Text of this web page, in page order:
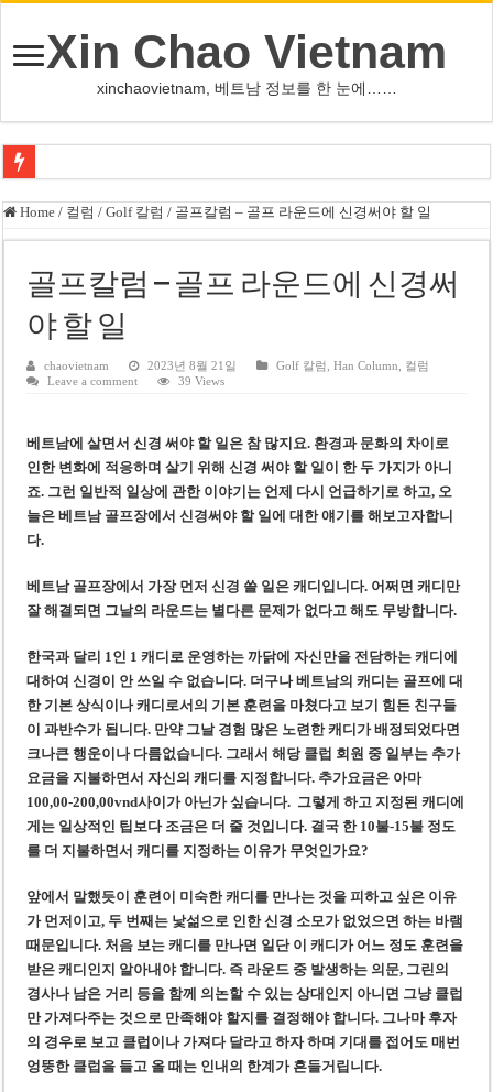
Xin Chao Vietnam
xinchaovietnam, 베트남 정보를 한 눈에……
쩐 타인 먼 베트남 국회의장 “외교 성과, 국가 위상 제고에 크게 기여”
싱가포르 하오마트, 마지막 프리미엄 매장 폐점… 적자·소송 악재 속 사업 축
베트남 은행 분기 순이익 1조 동 시대…비엣콤뱅크 등 5곳 돌파
PNJ, 다이아몬드 밀수 여파에 2분기 적자… 10월 임시 주총 개최
케펠, 투티엠 엠파이어시티 지분 전량 2억7000만 달러에 매각
베트남주식 HAT, 15년 연속 현금 배당…주당 3,000동 지급
‘1,000억 달러 남북고속철 투자’ 호언장담 메콜로르 회장 체포
베트남 세무당국, 납세자 정보 공개 기준·절차 명확화
Home / 컬럼 / Golf 칼럼 / 골프칼럼 – 골프 라운드에 신경써야 할 일
골프칼럼 – 골프 라운드에 신경써
야 할 일
chaovietnam 2023년 8월 21일 Golf 칼럼 ,Han Column
컬럼
Leave a comment
39 Views
베트남에 살면서 신경 써야 할 일은 참 많지요. 환경과 문화의 차이로
인한 변화에 적응하며 살기 위해 신경 써야 할 일이 한 두 가지가 아니
죠. 그런 일반적 일상에 관한 이야기는 언제 다시 언급하기로 하고, 오
늘은 베트남 골프장에서 신경써야 할 일에 대한 얘기를 해보고자합니
다.
베트남 골프장에서 가장 먼저 신경 쓸 일은 캐디입니다. 어쩌면 캐디만
잘 해결되면 그날의 라운드는 별다른 문제가 없다고 해도 무방합니다.
한국과 달리 1인 1 캐디로 운영하는 까닭에 자신만을 전담하는 캐디에
대하여 신경이 안 쓰일 수 없습니다. 더구나 베트남의 캐디는 골프에 대
한 기본 상식이나 캐디로서의 기본 훈련을 마쳤다고 보기 힘든 친구들
이 과반수가 됩니다. 만약 그날 경험 많은 노련한 캐디가 배정되었다면
크나큰 행운이나 다름없습니다. 그래서 해당 클럽 회원 중 일부는 추가
요금을 지불하면서 자신의 캐디를 지정합니다. 추가요금은 아마
100,00-200,00vnd사이가 아닌가 싶습니다. 그렇게 하고 지정된 캐디에
게는 일상적인 팁보다 조금은 더 줄 것입니다. 결국 한 10불-15불 정도
를 더 지불하면서 캐디를 지정하는 이유가 무엇인가요?
앞에서 말했듯이 훈련이 미숙한 캐디를 만나는 것을 피하고 싶은 이유
가 먼저이고, 두 번째는 낯섦으로 인한 신경 소모가 없었으면 하는 바램
때문입니다. 처음 보는 캐디를 만나면 일단 이 캐디가 어느 정도 훈련을
받은 캐디인지 알아내야 합니다. 즉 라운드 중 발생하는 의문, 그린의
경사나 남은 거리 등을 함께 의논할 수 있는 상대인지 아니면 그냥 클럽
만 가져다주는 것으로 만족해야 할지를 결정해야 합니다. 그나마 후자
의 경우로 보고 클럽이나 가져다 달라고 하자 하며 기대를 접어도 매번
엉뚱한 클럽을 들고 올 때는 인내의 한계가 흔들거립니다.